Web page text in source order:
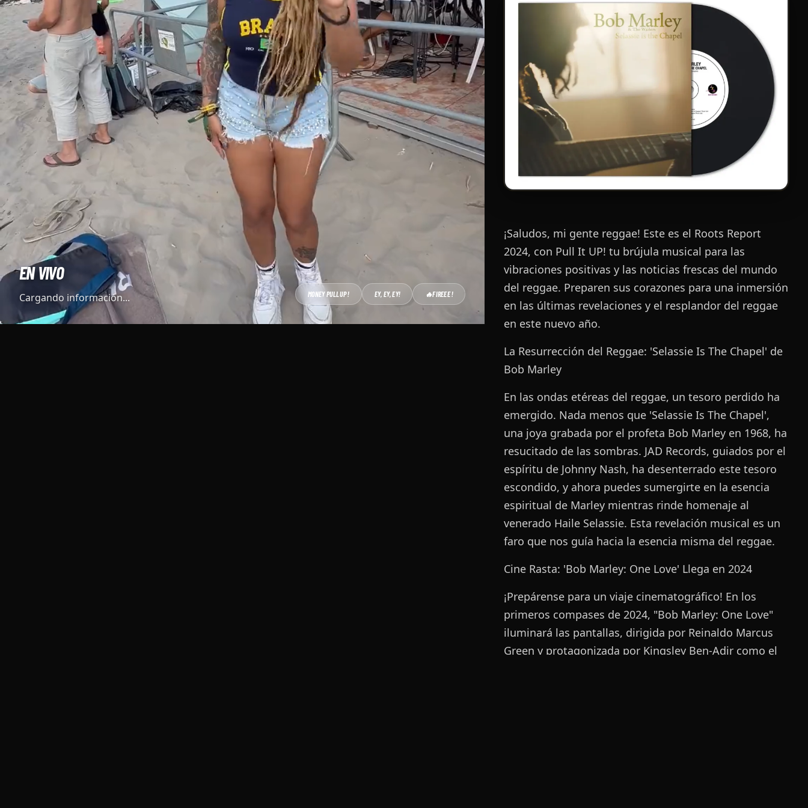
MÚSICA
EVENTOS
EN VIVO
Cargando información... MONEY PULLUP ! EY, EY, EY! 🔥FIREEE !
¡Saludos, mi gente reggae! Este es el Roots Report
2024, con Pull It UP! tu brújula musical para las
vibraciones positivas y las noticias frescas del mundo
del reggae. Preparen sus corazones para una inmersión
en las últimas revelaciones y el resplandor del reggae
en este nuevo año.
La Resurrección del Reggae: 'Selassie Is The Chapel' de
Bob Marley
En las ondas etéreas del reggae, un tesoro perdido ha
emergido. Nada menos que 'Selassie Is The Chapel',
una joya grabada por el profeta Bob Marley en 1968, ha
resucitado de las sombras. JAD Records, guiados por el
espíritu de Johnny Nash, ha desenterrado este tesoro
escondido, y ahora puedes sumergirte en la esencia
espiritual de Marley mientras rinde homenaje al
venerado Haile Selassie. Esta revelación musical es un
faro que nos guía hacia la esencia misma del reggae.
Cine Rasta: 'Bob Marley: One Love' Llega en 2024
¡Prepárense para un viaje cinematográfico! En los
primeros compases de 2024, "Bob Marley: One Love"
iluminará las pantallas, dirigida por Reinaldo Marcus
Green y protagonizada por Kingsley Ben-Adir como el